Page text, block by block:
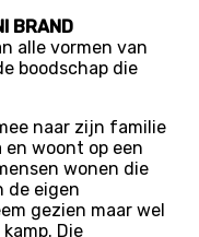
BRAND
alle vormen van
boodschap die
naar zijn familie
en woont op een
wonen die
de eigen
gezien maar wel
Die